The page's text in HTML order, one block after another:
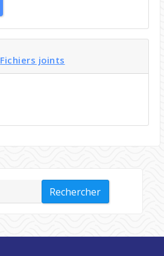
Fichiers joints